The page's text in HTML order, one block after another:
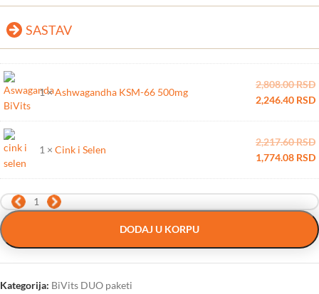
SASTAV
1 ×Ashwagandha KSM-66 500mg
2,808.00RSD
2,246.40 RSD
1 × Cink i Selen
2,217.60RSD
1,774.08 RSD
DODAJ U KORPU
Kategorija: BiVits DUO paketi